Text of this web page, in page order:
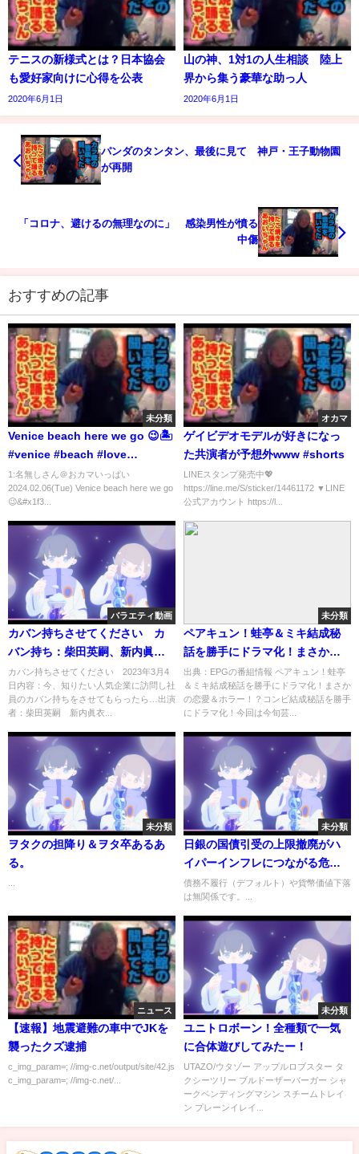
テニスの新様式とは？日本協会
も愛好家向けに心得を公表
2020年6月1日
山の神、1対1の人生相談 陸上
界から集う豪華な助っ人
2020年6月1日
パンダのタンタン、最後に見て 神戸・王子動物園
が再開
「コロナ、避けるの無理なのに」 感染男性が憤る
中傷
おすすめの記事
未分類
Venice beach here we go 😉🏝️
#venice #beach #love
#wonderful #gay
1:名無しさん＠おカマいっぱい
2024.02.06(Tue) Venice beach here we go
😉&#x1f3...
オカマ
ゲイビデオモデルが好きになっ
た共演者が予想外www #shorts
LINEスタンプ発売中💖
https://line.me/S/sticker/14461172 ▼LINE
公式アカウント https://l...
バラエティ動画
カバン持ちさせてください カ
バン持ち：柴田英嗣、新内眞
衣 3月4日
カバン持ちさせてください 2023年3月4
日内容：今、知りたい人気企業に訪問し社
員のカバン持ちをさせてもらったら…出演
者：柴田英嗣 新内眞衣...
未分類
ペアキュン！蛙亭＆ミキ結成秘
話を勝手にドラマ化！まさかの
恋愛＆ホラー！？[字]…の番組内
容解析まとめ
出典：EPGの番組情報 ペアキュン！蛙亭
＆ミキ結成秘話を勝手にドラマ化！まさか
の恋愛＆ホラー！？コンビ結成秘話を勝手
にドラマ化！今回は今旬芸...
未分類
ヲタクの担降り＆ヲタ卒あるあ
る。
未分類
日銀の国債引受の上限撤廃がハ
イパーインフレにつながる危険
性を説明する
債務不履行（デフォルト）や貨幣価値下落
は無関係です。...
ニュース
【速報】地震避難の車中でJKを
襲ったクズ逮捕
c_img_param=; //img-c.net/output/site/42.js
c_img_param=; //img-c.net/...
未分類
ユニトロボーン！全種類で一気
に合体遊びしてみたー！
UTAZO/ウタゾー アップルロブスター タ
クシーツリー ブルドーザーバーガー シャ
ークベンディングマシン スチームトレイ
ン プレーンイレイ...